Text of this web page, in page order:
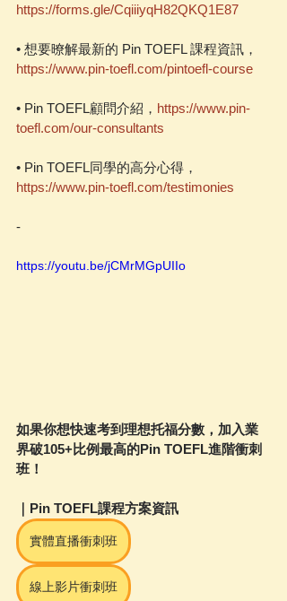
https://forms.gle/CqiiiyqH82QKQ1E87
• 想要暸解最新的 Pin TOEFL 課程資訊，
https://www.pin-toefl.com/pintoefl-course
• Pin TOEFL顧問介紹， https://www.pin-
toefl.com/our-consultants
• Pin TOEFL同學的高分心得，
https://www.pin-toefl.com/testimonies
-
https://youtu.be/jCMrMGpUIIo
如果你想快速考到理想托福分數，加入業
界破105+比例最高的Pin TOEFL進階衝刺
班！
｜Pin TOEFL課程方案資訊
實體直播衝刺班
線上影片衝刺班